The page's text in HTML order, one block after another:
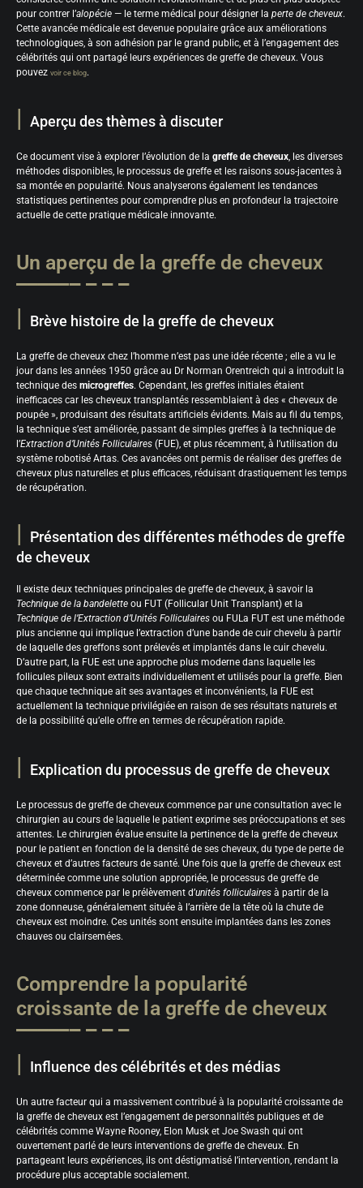
pour contrer l’alopécie — le terme médical pour désigner la perte de cheveux.
Cette avancée médicale est devenue populaire grâce aux améliorations
technologiques, à son adhésion par le grand public, et à l’engagement des
célébrités qui ont partagé leurs expériences de greffe de cheveux. Vous
pouvez voir ce blog.
Aperçu des thèmes à discuter
Ce document vise à explorer l’évolution de la greffe de cheveux, les diverses
méthodes disponibles, le processus de greffe et les raisons sous-jacentes à
sa montée en popularité. Nous analyserons également les tendances
statistiques pertinentes pour comprendre plus en profondeur la trajectoire
actuelle de cette pratique médicale innovante.
Un aperçu de la greffe de cheveux
Brève histoire de la greffe de cheveux
La greffe de cheveux chez l’homme n’est pas une idée récente ; elle a vu le
jour dans les années 1950 grâce au Dr Norman Orentreich qui a introduit la
technique des microgreffes. Cependant, les greffes initiales étaient
inefficaces car les cheveux transplantés ressemblaient à des « cheveux de
poupée », produisant des résultats artificiels évidents. Mais au fil du temps,
la technique s’est améliorée, passant de simples greffes à la technique de
l’Extraction d’Unités Folliculaires (FUE), et plus récemment, à l’utilisation du
système robotisé Artas. Ces avancées ont permis de réaliser des greffes de
cheveux plus naturelles et plus efficaces, réduisant drastiquement les temps
de récupération.
Présentation des différentes méthodes de greffe
de cheveux
Il existe deux techniques principales de greffe de cheveux, à savoir la
Technique de la bandelette ou FUT (Follicular Unit Transplant) et la
Technique de l’Extraction d’Unités Folliculaires ou FULa FUT est une méthode
plus ancienne qui implique l’extraction d’une bande de cuir chevelu à partir
de laquelle des greffons sont prélevés et implantés dans le cuir chevelu.
D’autre part, la FUE est une approche plus moderne dans laquelle les
follicules pileux sont extraits individuellement et utilisés pour la greffe. Bien
que chaque technique ait ses avantages et inconvénients, la FUE est
actuellement la technique privilégiée en raison de ses résultats naturels et
de la possibilité qu’elle offre en termes de récupération rapide.
Explication du processus de greffe de cheveux
Le processus de greffe de cheveux commence par une consultation avec le
chirurgien au cours de laquelle le patient exprime ses préoccupations et ses
attentes. Le chirurgien évalue ensuite la pertinence de la greffe de cheveux
pour le patient en fonction de la densité de ses cheveux, du type de perte de
cheveux et d’autres facteurs de santé. Une fois que la greffe de cheveux est
déterminée comme une solution appropriée, le processus de greffe de
cheveux commence par le prélèvement d’unités folliculaires à partir de la
zone donneuse, généralement située à l’arrière de la tête où la chute de
cheveux est moindre. Ces unités sont ensuite implantées dans les zones
chauves ou clairsemées.
Comprendre la popularité
croissante de la greffe de cheveux
Influence des célébrités et des médias
Un autre facteur qui a massivement contribué à la popularité croissante de
la greffe de cheveux est l’engagement de personnalités publiques et de
célébrités comme Wayne Rooney, Elon Musk et Joe Swash qui ont
ouvertement parlé de leurs interventions de greffe de cheveux. En
partageant leurs expériences, ils ont déstigmatisé l’intervention, rendant la
procédure plus acceptable socialement.